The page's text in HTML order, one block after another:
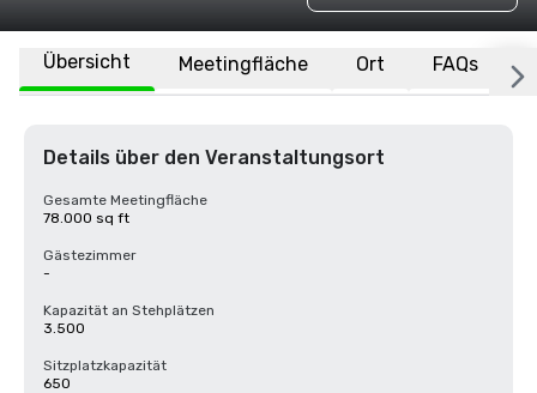
Übersicht Meetingfläche Ort FAQs
Details über den Veranstaltungsort
Gesamte Meetingfläche
78.000 sq ft
Gästezimmer
-
Kapazität an Stehplätzen
3.500
Sitzplatzkapazität
650